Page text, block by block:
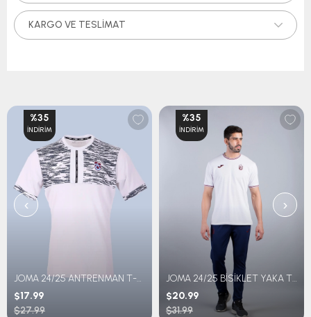
KARGO VE TESLIMAT
JOMA 24/25 ANTRENMAN T-SHIRT GENÇ
$17.99
$27.99
%35
İNDIRIM
JOMA 24/25 BİSİKLET YAKA T-SHIRT
$20.99
$31.99
%35
İNDIRIM
‹ ›